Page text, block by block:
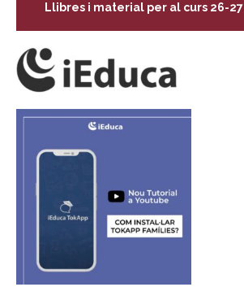
Llibres i material per al curs 26-27